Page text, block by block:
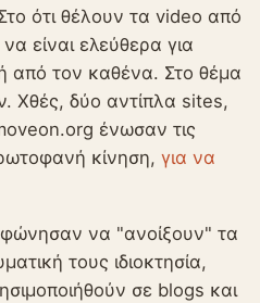
ότι θέλουν τα video από
είναι ελεύθερα για
από τον καθένα. Στο θέμα
Χθές, δύο αντίπλα sites,
ένωσαν τις
κίνηση, για να
να "ανοίξουν" τα
τους ιδιοκτησία,
σε blogs και